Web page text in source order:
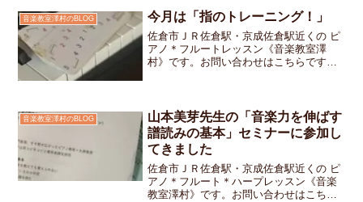
て今「ペキッ！」と腰にきました家の引
き出しにあった腰痛用のサ...
音楽教室澤村のBLOG 今月は「指のトレーニング！」
佐倉市ＪＲ佐倉駅・京成佐倉駅近くの ピ
アノ＊フルートレッスン《音楽教室澤
村》です。お問い合わせはこちらですま
戻ってきました「指が...
音楽教室澤村のBLOG
山本美芽先生の「音楽力を伸ばす
譜読みの基本」セミナーに参加し
てきました
佐倉市ＪＲ佐倉駅・京成佐倉駅近くの ピ
アノ＊フルート＊ハープレッスン《音楽
教室澤村》です。お問い合わせはこちら